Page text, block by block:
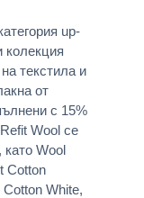
up-
колекция
текстила и
от
с 15%
Wool се
като Wool
Cotton
White,